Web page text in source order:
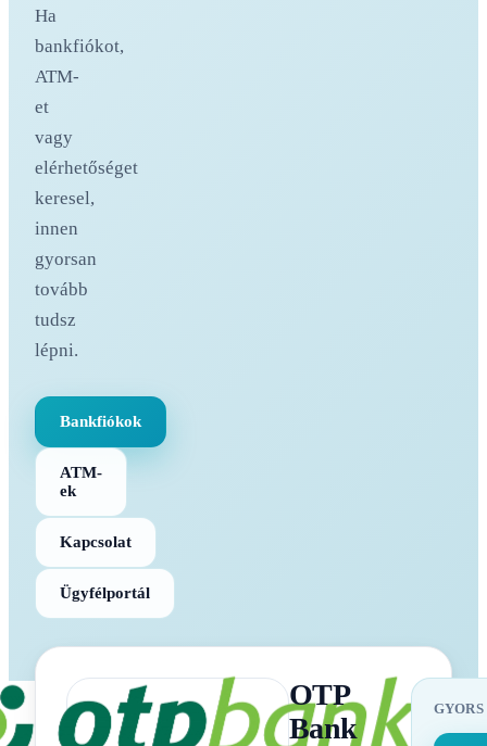
Ha
bankfiókot,
ATM-
et
vagy
elérhetőséget
keresel,
innen
gyorsan
tovább
tudsz
lépni.
Bankfiókok
ATM-
ek
Kapcsolat
Ügyfélportál
OTP
Bank